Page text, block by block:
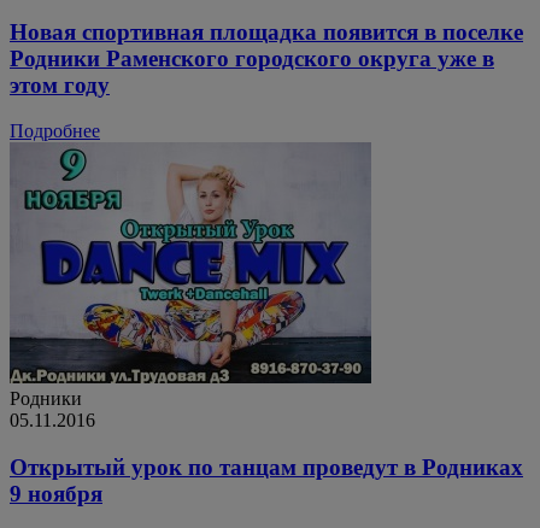
Новая спортивная площадка появится в поселке
Родники Раменского городского округа уже в
этом году
Подробнее
Родники
05.11.2016
Открытый урок по танцам проведут в Родниках
9 ноября